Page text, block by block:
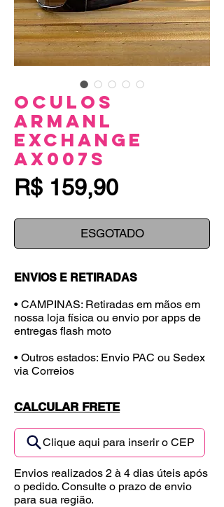
Oculos
Armanl
Exchange
AX007s
R$ 159,90Preço
ESGOTADO
ENVIOS E RETIRADAS
• CAMPINAS: Retiradas em mãos em
nossa loja física ou envio por apps de
entregas flash moto
• Outros estados: Envio PAC ou Sedex
via Correios
CALCULAR FRETE
Clique aqui para inserir o CEP
Envios realizados 2 à 4 dias úteis após
o pedido. Consulte o prazo de envio
para sua região.